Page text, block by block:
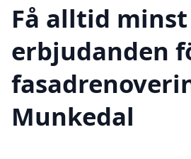
Få alltid minst
erbjudanden
Munkedal